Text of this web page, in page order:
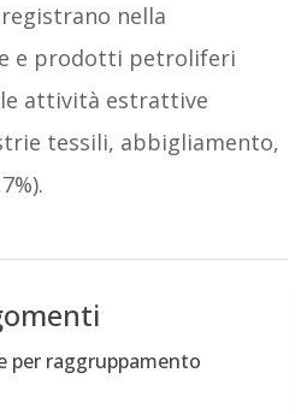
nella
e prodotti petroliferi
attività estrattive
tessili, abbigliamento,
per raggruppamento